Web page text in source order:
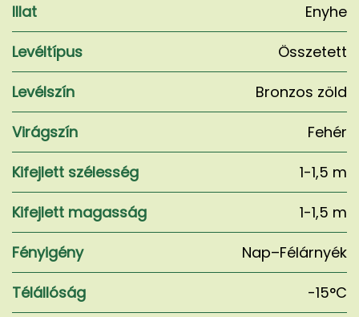
Illat
Enyhe
Levéltípus
Összetett
Levélszín
Bronzos zöld
Virágszín
Fehér
Kifejlett szélesség
1-1,5 m
Kifejlett magasság
1-1,5 m
Fényigény
Nap–Félárnyék
Télállóság
-15°C